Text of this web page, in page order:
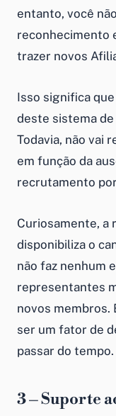
entanto, você
reconhecimento
trazer novos
Isso significa
deste sistema
Todavia, não vai
em função da
recrutamento
Curiosamente, a
disponibiliza o
não faz nenhum
representantes
novos membros.
ser um fator de
passar do tempo.
3 – Suporte